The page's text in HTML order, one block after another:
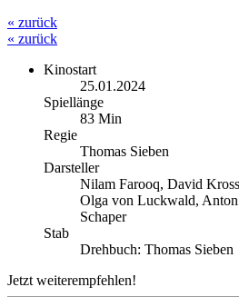
« zurück
« zurück
Kinostart
25.01.2024
Spiellänge
83 Min
Regie
Thomas Sieben
Darsteller
Nilam Farooq, David
Olga von Luckwald,
Schaper
Stab
Drehbuch: Thomas Sieben
Jetzt weiterempfehlen!